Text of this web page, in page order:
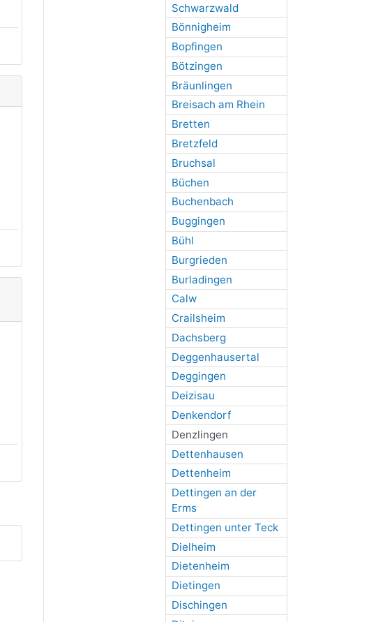
Schwarzwald
Bönnigheim
Bopfingen
Bötzingen
Bräunlingen
Breisach am Rhein
Bretten
Bretzfeld
Bruchsal
Büchen
Buchenbach
Buggingen
Bühl
Burgrieden
Burladingen
Calw
Crailsheim
Dachsberg
Deggenhausertal
Deggingen
Deizisau
Denkendorf
Denzlingen
Dettenhausen
Dettenheim
Dettingen an der
Erms
Dettingen unter Teck
Dielheim
Dietenheim
Dietingen
Dischingen